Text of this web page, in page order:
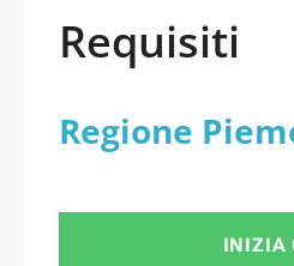
Requisiti
Regione
INIZIA